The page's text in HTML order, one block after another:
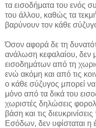
τα εισοδήματα του ενός
του άλλου, καθώς τα
βαρύνουν τον κάθε
Όσον αφορά δε τη
ανάλωση κεφαλαίου, δεν
εισοδημάτων από τη
ενώ ακόμη και από τις
ο κάθε σύζυγος μπορεί
μόνο από τα δικά του
χωριστές δηλώσεις
βάση και τις
Εσόδων, δεν υφίσταται η